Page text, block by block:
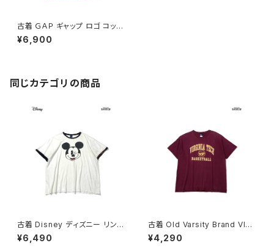
古着 ＧＡＰ ギャップ ロゴ コット
ン100％ 半袖 Ｔシャツ 緑 (ttu2
504159)
¥6,900
同じカテゴリの商品
古着 Disney ディズニー リンガ
ーネック ミッキーマウス プリン
ト コットン100％ 半袖 Ｔシャツ
¥6,490
古着 Old Varsity Brand VIRG
INIA TECH BASKETBALL カ
レッジロゴ コットン100％ 半袖
¥4,290